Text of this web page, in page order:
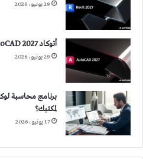
29 يونيو، 2026
أتوكاد 2027 AutoCAD
29 يونيو، 2026
برنامج محاسبة
لمكتبك؟
17 يونيو، 2026